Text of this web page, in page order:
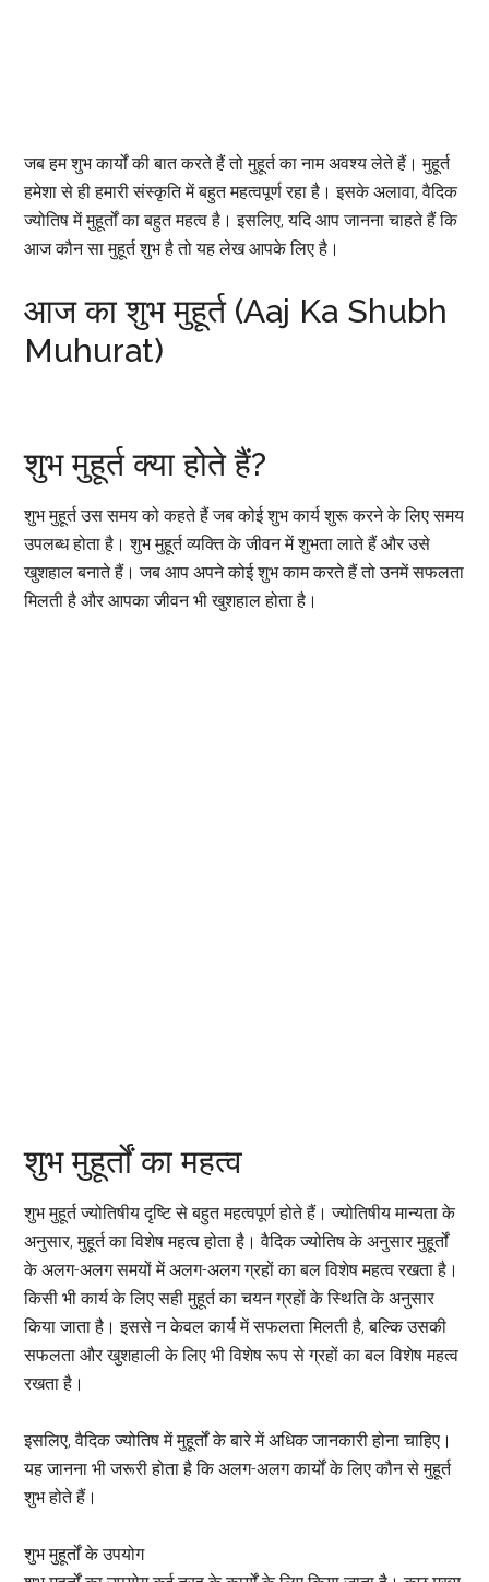
जब हम शुभ कार्यों की बात करते हैं तो मुहूर्त का नाम अवश्य लेते हैं। मुहूर्त
हमेशा से ही हमारी संस्कृति में बहुत महत्वपूर्ण रहा है। इसके अलावा, वैदिक
ज्योतिष में मुहूर्तों का बहुत महत्व है। इसलिए, यदि आप जानना चाहते हैं कि
आज कौन सा मुहूर्त शुभ है तो यह लेख आपके लिए है।
आज का शुभ मुहूर्त (Aaj Ka Shubh
Muhurat)
शुभ मुहूर्त क्या होते हैं?
शुभ मुहूर्त उस समय को कहते हैं जब कोई शुभ कार्य शुरू करने के लिए समय
उपलब्ध होता है। शुभ मुहूर्त व्यक्ति के जीवन में शुभता लाते हैं और उसे
खुशहाल बनाते हैं। जब आप अपने कोई शुभ काम करते हैं तो उनमें सफलता
मिलती है और आपका जीवन भी खुशहाल होता है।
शुभ मुहूर्तों का महत्व
शुभ मुहूर्त ज्योतिषीय दृष्टि से बहुत महत्वपूर्ण होते हैं। ज्योतिषीय मान्यता के
अनुसार, मुहूर्त का विशेष महत्व होता है। वैदिक ज्योतिष के अनुसार मुहूर्तों
के अलग-अलग समयों में अलग-अलग ग्रहों का बल विशेष महत्व रखता है।
किसी भी कार्य के लिए सही मुहूर्त का चयन ग्रहों के स्थिति के अनुसार
किया जाता है। इससे न केवल कार्य में सफलता मिलती है, बल्कि उसकी
सफलता और खुशहाली के लिए भी विशेष रूप से ग्रहों का बल विशेष महत्व
रखता है।
इसलिए, वैदिक ज्योतिष में मुहूर्तों के बारे में अधिक जानकारी होना चाहिए।
यह जानना भी जरूरी होता है कि अलग-अलग कार्यों के लिए कौन से मुहूर्त
शुभ होते हैं।
शुभ मुहूर्तों के उपयोग